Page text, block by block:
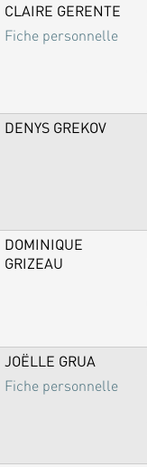
CLAIRE GERENTE
Fiche personnelle
DENYS GREKOV
DOMINIQUE
GRIZEAU
JOËLLE GRUA
Fiche personnelle